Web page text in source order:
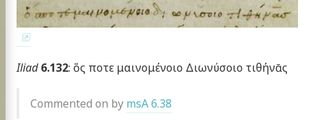
Iliad 6.132: ὅς ποτε μαινομένοιο Διωνύσοιο τιθήνᾱς
Commented on by msA 6.38